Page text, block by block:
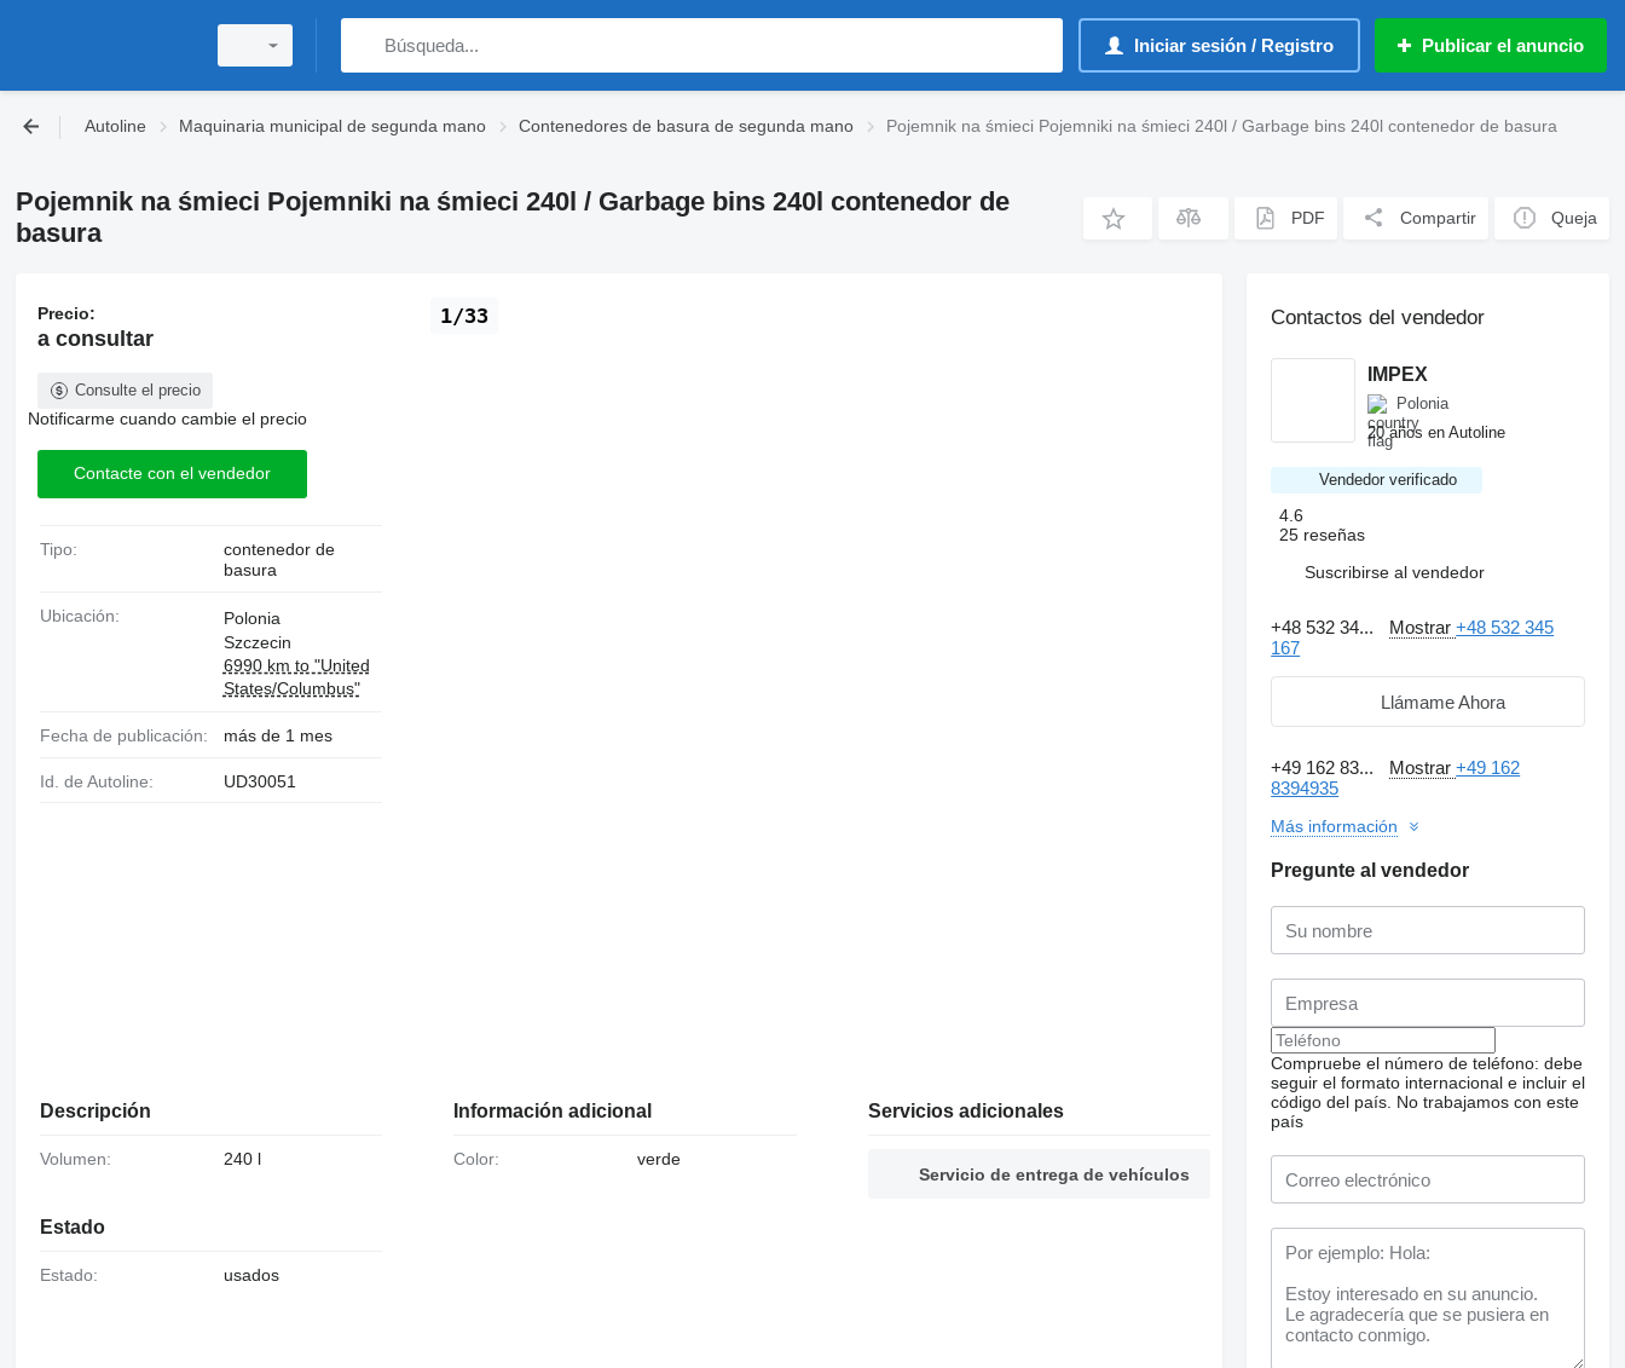
Iniciar sesión / Registro Publicar el anuncio
Autoline Maquinaria municipal de segunda mano Contenedores de basura de segunda mano Pojemnik na śmieci Pojemniki na śmieci 240l / Garbage bins 240l contenedor de basura
Pojemnik na śmieci Pojemniki na śmieci 240l / Garbage bins 240l contenedor de
basura
PDF Compartir Queja
1/33
Precio:
a consultar
Consulte el precio
Notificarme cuando cambie el precio
Contacte con el vendedor
Tipo:
contenedor de
basura
Ubicación:
Polonia
Szczecin
6990 km to "United
States/Columbus"
Fecha de publicación: más de 1 mes
Id. de Autoline: UD30051
Descripción
Volumen: 240 l
Estado
Estado: usados
Información adicional
Color: verde
Servicios adicionales
Servicio de entrega de vehículos
Contactos del vendedor
IMPEX
Polonia
20 años en Autoline
Vendedor verificado
4.6
25 reseñas
Suscribirse al vendedor
+48 532 34... Mostrar+48 532 345
167
Llámame Ahora
+49 162 83... Mostrar+49 162
8394935
Más información
Pregunte al vendedor
Compruebe el número de teléfono: debe
seguir el formato internacional e incluir el
código del país. No trabajamos con este
país